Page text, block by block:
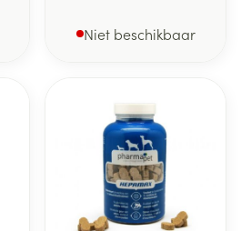
Niet beschikbaar